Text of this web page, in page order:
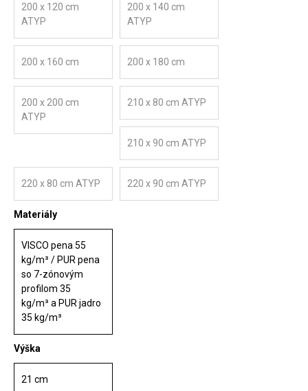
200 x 120 cm
ATYP
200 x 140 cm
ATYP
200 x 160 cm 200 x 180 cm
200 x 200 cm
ATYP
210 x 80 cm ATYP
210 x 90 cm ATYP
220 x 80 cm ATYP 220 x 90 cm ATYP
Materiály
VISCO pena 55
kg/m³ / PUR pena
so 7-zónovým
profilom 35
kg/m³ a PUR jadro
35 kg/m³
Výška
21 cm